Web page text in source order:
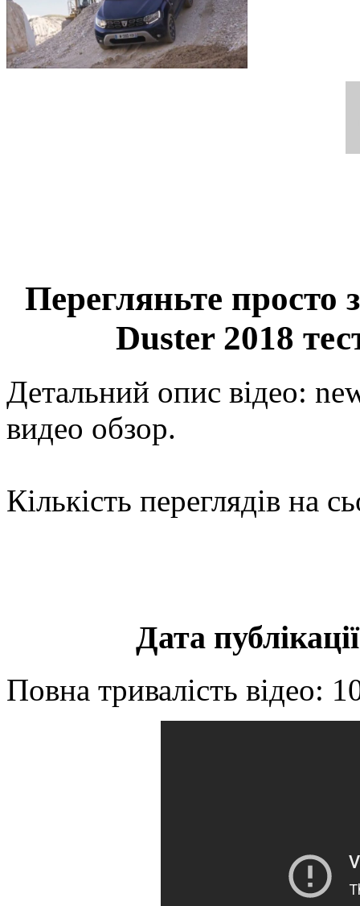
Перегляньте просто
Duster 2018
Детальний опис відео:
видео обзор.
Кількість переглядів на
Дата
Повна тривалість відео: